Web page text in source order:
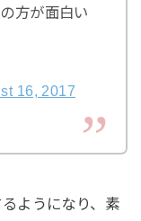
方が面白い
16, 2017
ようになり、素